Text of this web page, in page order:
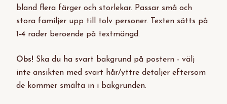
bland flera färger och storlekar. Passar små och
stora familjer upp till tolv personer. Texten sätts på
1-4 rader beroende på textmängd.
Obs! Ska du ha svart bakgrund på postern - välj
inte ansikten med svart hår/yttre detaljer eftersom
de kommer smälta in i bakgrunden.